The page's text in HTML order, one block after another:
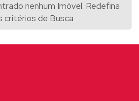
nenhum Imóvel. Redefina
critérios de Busca